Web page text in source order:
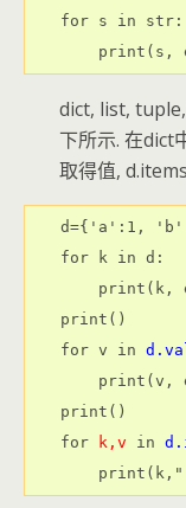
for s in str:
print(s,
dict, list,
下所示. 在dict
取得值,
d={'a':1,
for k in d:
print(k,
print()
for v in
print(v,
print()
for
k,v in